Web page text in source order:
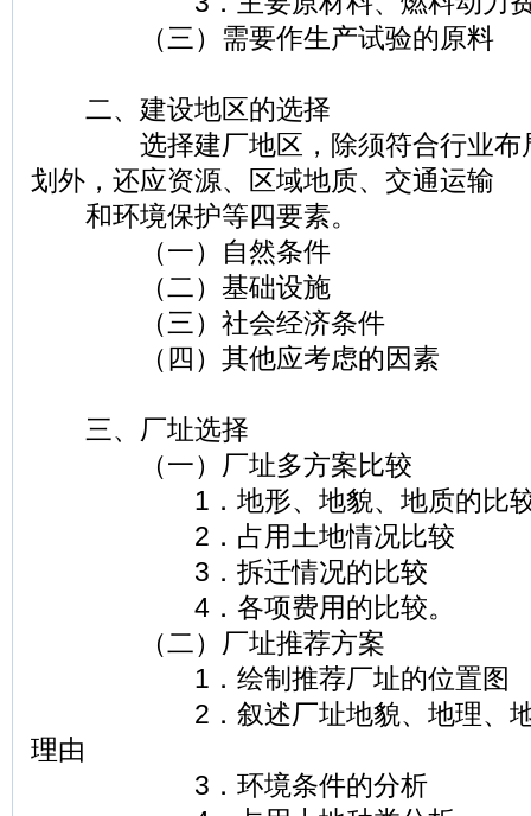
（三）需要作生产试验的原料
二、建设地区的选择
选择建厂地区，除须符合行业布局
划外，还应资源、区域地质、交通运输
和环境保护等四要素。
（一）自然条件
（二）基础设施
（三）社会经济条件
（四）其他应考虑的因素
三、厂址选择
（一）厂址多方案比较
1．地形、地貌、地质的比
2．占用土地情况比较
3．拆迁情况的比较
4．各项费用的比较。
（二）厂址推荐方案
1．绘制推荐厂址的位置图
2．叙述厂址地貌、地理、地形
理由
3．环境条件的分析